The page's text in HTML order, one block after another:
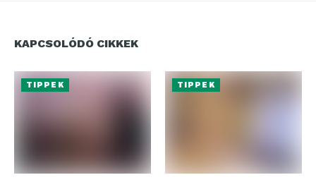
KAPCSOLÓDÓ CIKKEK
TIPPEK TIPPEK